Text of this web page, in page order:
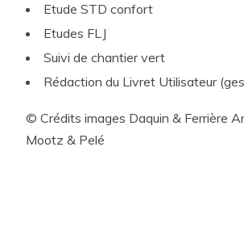
Etude STD confort
Etudes FLJ
Suivi de chantier vert
Rédaction du Livret Utilisateur
© Crédits images Daquin & Ferrière
Mootz & Pelé